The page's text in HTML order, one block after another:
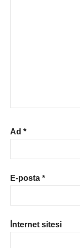
Ad *
E-posta *
İnternet sitesi